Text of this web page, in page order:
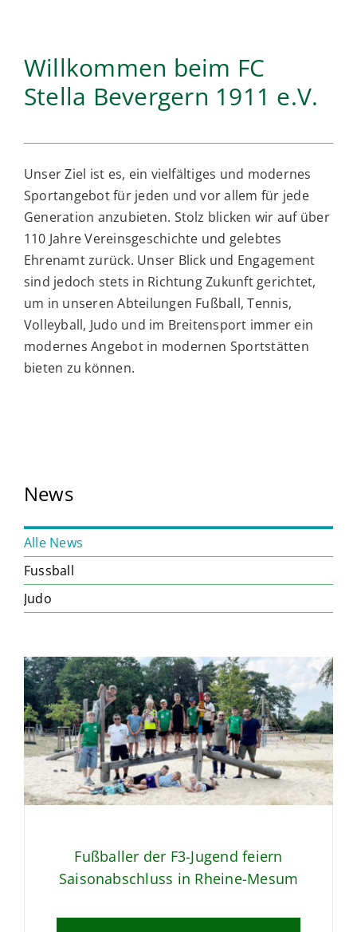
Breitensport
Willkommen beim FC
Stella Bevergern 1911 e.V.
Unser Ziel ist es, ein vielfältiges und modernes
Sportangebot für jeden und vor allem für jede
Generation anzubieten. Stolz blicken wir auf über
110 Jahre Vereinsgeschichte und gelebtes
Ehrenamt zurück. Unser Blick und Engagement
sind jedoch stets in Richtung Zukunft gerichtet,
um in unseren Abteilungen Fußball, Tennis,
Volleyball, Judo und im Breitensport immer ein
modernes Angebot in modernen Sportstätten
bieten zu können.
News
Alle News
Fussball
Judo
Fußballer der F3-Jugend feiern
Saisonabschluss in Rheine-Mesum